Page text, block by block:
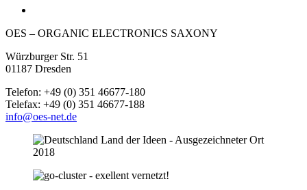
OES – ORGANIC ELECTRONICS SAXONY
Würzburger Str. 51
01187 Dresden
Telefon: +49 (0) 351 46677-180
Telefax: +49 (0) 351 46677-188
info@oes-net.de